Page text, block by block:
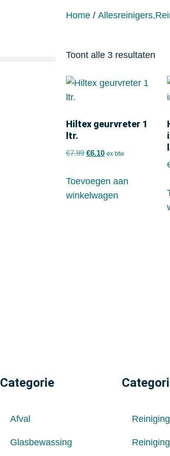
Home /
Toont alle 3 resultaten
Hiltex geurvreter 1
ltr.
€7.99 €6.10 ex btw
Toevoegen aan
winkelwagen
Categorie
Afval
Glasbewassing